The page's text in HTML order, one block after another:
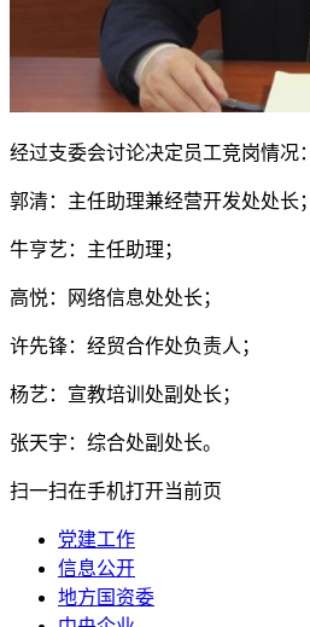
经过支委会讨论决定员工竞岗情况：
郭清：主任助理兼经营开发处处长；
牛亨艺：主任助理；
高悦：网络信息处处长；
许先锋：经贸合作处负责人；
杨艺：宣教培训处副处长；
张天宇：综合处副处长。
扫一扫在手机打开当前页
党建工作
信息公开
地方国资委